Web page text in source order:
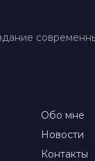
Обо мне
Новости
Контакты